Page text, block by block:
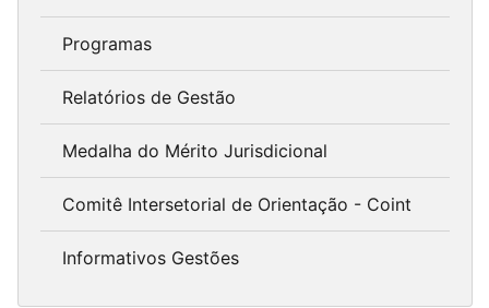
Programas
Relatórios de Gestão
Medalha do Mérito Jurisdicional
Comitê Intersetorial de Orientação - Coint
Informativos Gestões